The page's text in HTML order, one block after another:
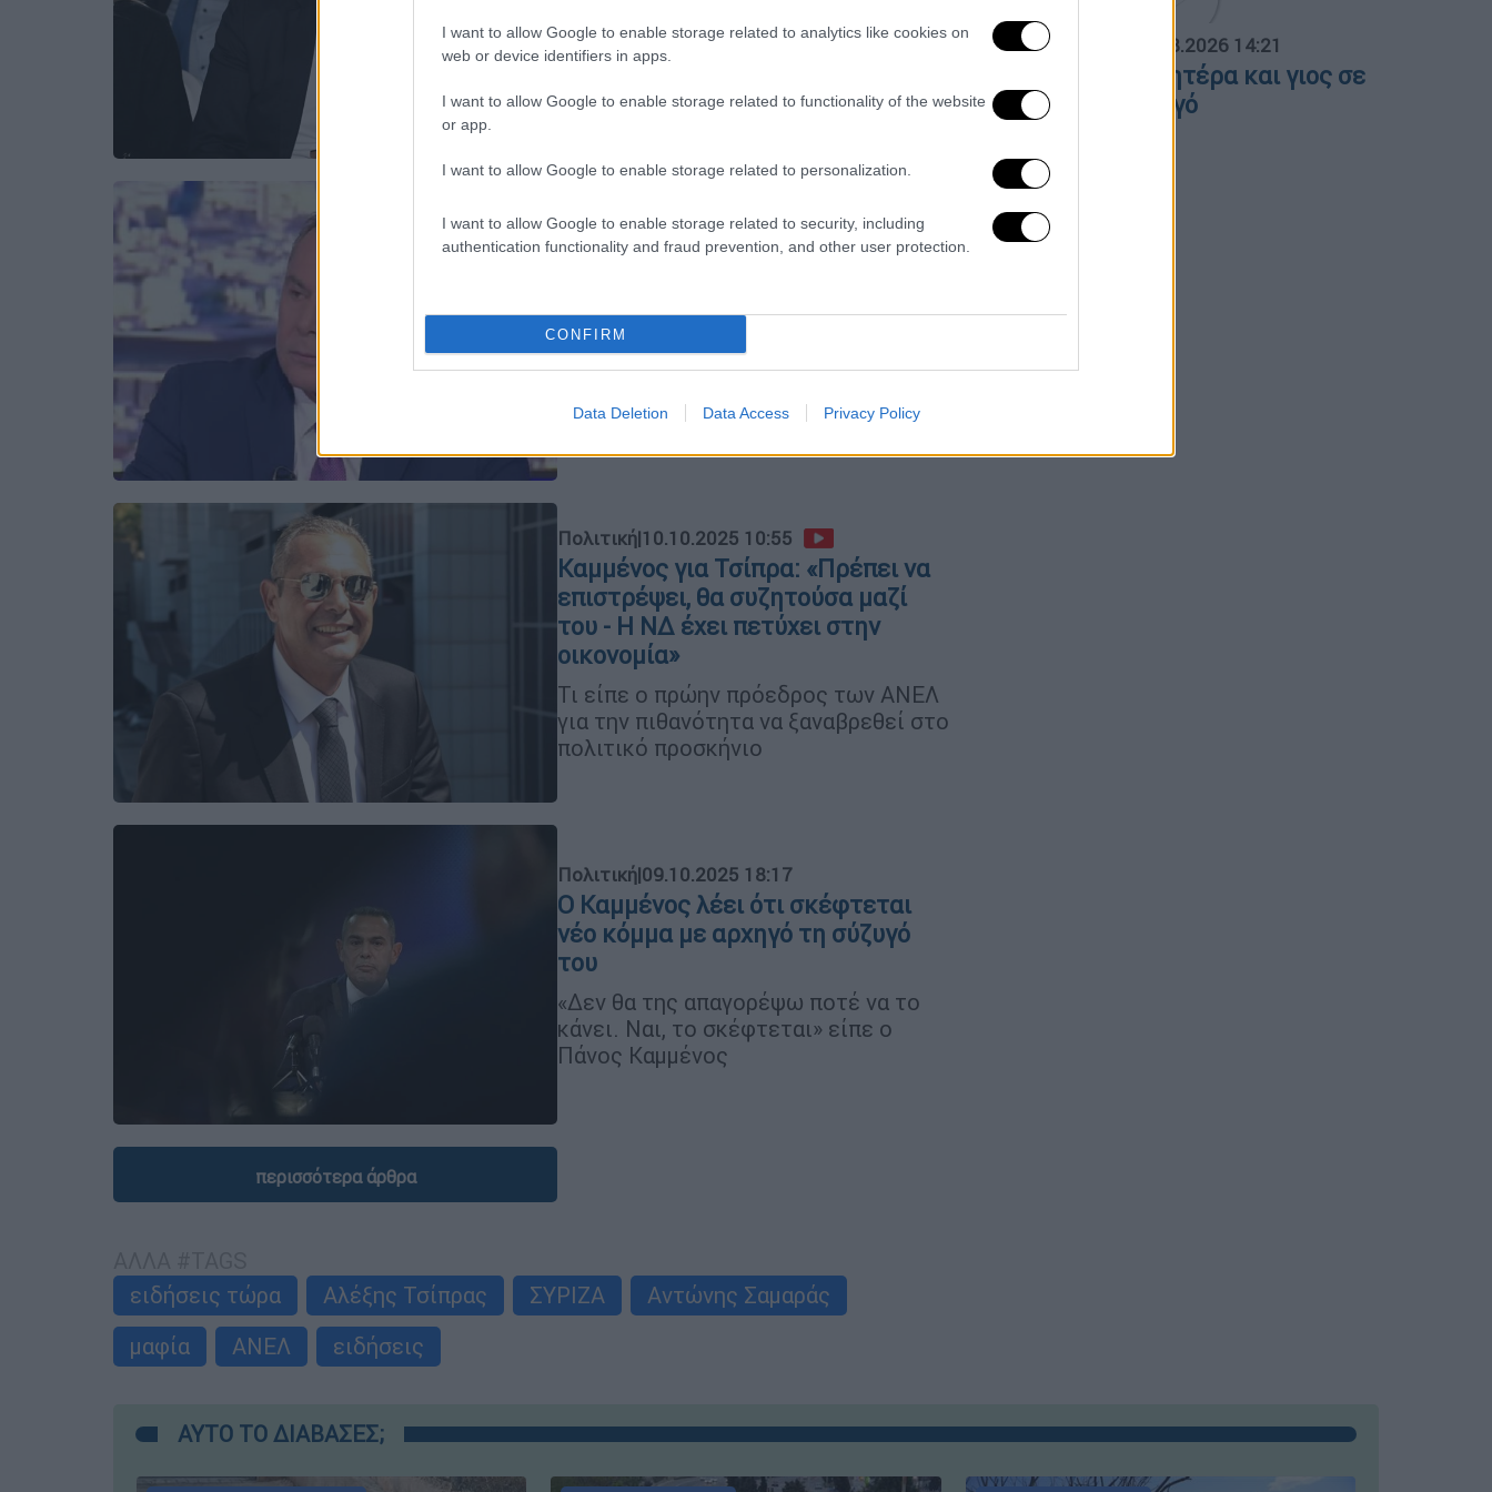
I want to allow Google to enable storage related to analytics like cookies on
web or device identifiers in apps.
I want to allow Google to enable storage related to functionality of the website
or app.
I want to allow Google to enable storage related to personalization.
I want to allow Google to enable storage related to security, including
authentication functionality and fraud prevention, and other user protection.
CONFIRM
Data Deletion Data Access Privacy Policy
Με σκληρή γλώσσα και αιχμηρές
αναφορές επανεμφανίστηκε ο πρώην
υπουργός Εθνικής Άμυνας
Πολιτική|17.10.2025 13:10
Καμμένος στο OPEN: «Είμαι στο
«Ο Σαμαράς πάει να παραπλανήσει μια
ακόμη φορά και να παραπλανήσει τον
κόσμο της δεξιάς», ανέφερε ο Πάνος
Καμμένος στην εκπομπή «10 παντού»
Πολιτική|10.10.2025 10:55
Καμμένος για Τσίπρα: «Πρέπει να
επιστρέψει, θα συζητούσα μαζί
του - Η ΝΔ έχει πετύχει στην
οικονομία»
Τι είπε ο πρώην πρόεδρος των ΑΝΕΛ
για την πιθανότητα να ξαναβρεθεί στο
πολιτικό προσκήνιο
Πολιτική|09.10.2025 18:17
Ο Καμμένος λέει ότι σκέφτεται
νέο κόμμα με αρχηγό τη σύζυγό
του
«Δεν θα της απαγορέψω ποτέ να το
κάνει. Ναι, το σκέφτεται» είπε ο
Πάνος Καμμένος
περισσότερα άρθρα
ειδήσεις τώρα
Αλέξης Τσίπρας ΣΥΡΙΖΑ
Αντώνης Σαμαράς
μαφία
ΑΝΕΛ ειδήσεις
ΑΠΟΣΠΑΣΜΑΤΑ... 07.08.2026 14:21
Σέρρες: Νεκροί μητέρα και γιος σε
τροχαίο με φορτηγό
ΑΥΤΟ ΤΟ ΔΙΑΒΑΣΕΣ;